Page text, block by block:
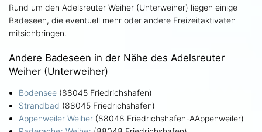
Rund um den Adelsreuter Weiher (Unterweiher) liegen einige
Badeseen, die eventuell mehr oder andere Freizeitaktiväten
mitsichbringen.
Andere Badeseen in der Nähe des Adelsreuter
Weiher (Unterweiher)
Bodensee (88045 Friedrichshafen)
Strandbad (88045 Friedrichshafen)
Appenweiler Weiher (88048 Friedrichshafen-AAppenweiler)